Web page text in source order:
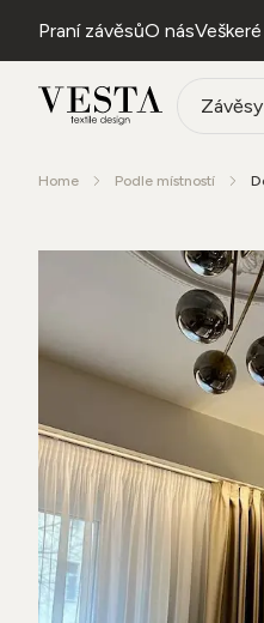
Praní závěsůO nás
Závěsy
Home Podle místností